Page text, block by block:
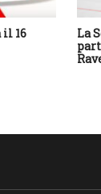
il 16
La